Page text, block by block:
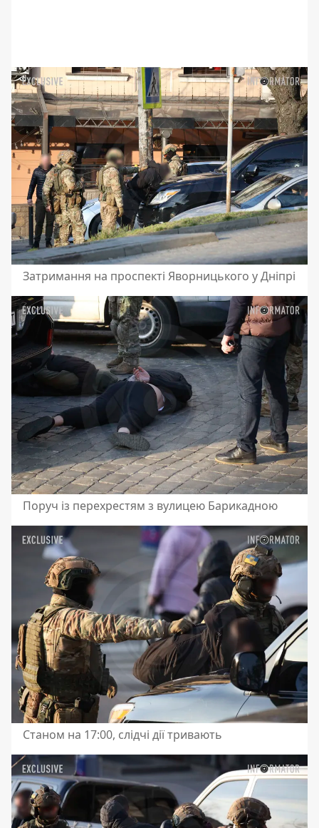
Затримання на проспекті Яворницького у Дніпрі
Поруч із перехрестям з вулицею Барикадною
Станом на 17:00, слідчі дії тривають